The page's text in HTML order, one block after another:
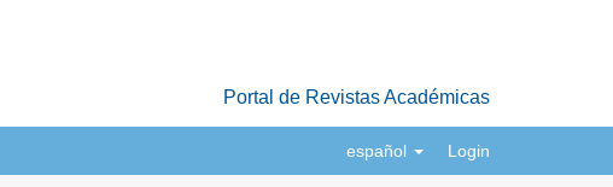
Portal de Revistas Académicas
español Login